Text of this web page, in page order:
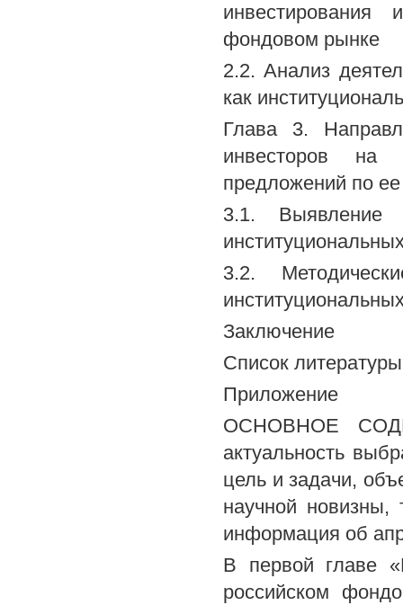
фондовом рынке
2.2. Анализ
как
Глава 3.
инвесторов на
предложений по
3.1. Выявление
3.2.
Заключение
Список литературы
Приложение
ОСНОВНОЕ
актуальность
цель и задачи,
научной новизны,
информация об
В первой главе
российском